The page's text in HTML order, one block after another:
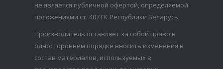
не является публичной офертой, определяемой
положениями ст. 407 ГК Республики Беларусь.
Производитель оставляет за собой право в
одностороннем порядке вносить изменения в
состав материалов, используемых в